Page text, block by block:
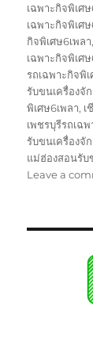
เฉพาะกิจพิเศษ
เฉพาะกิจพิเศษ
กิจพิเศษ6เพลา
เฉพาะกิจพิเศษ
รถเฉพาะกิจพิ
รับขนเครื่องจั
พิเศษ6เพลา, เ
เพชรบุรีรถเฉ
รับขนเครื่องจั
แม่ฮ่องสอนรับ
Leave a